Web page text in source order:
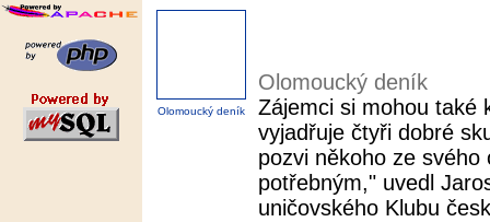
Olomoucký deník
Olomoucký deník
Zájemci si mohou také
vyjadřuje čtyři dobré
pozvi někoho ze
potřebným," uvedl
uničovského Klubu